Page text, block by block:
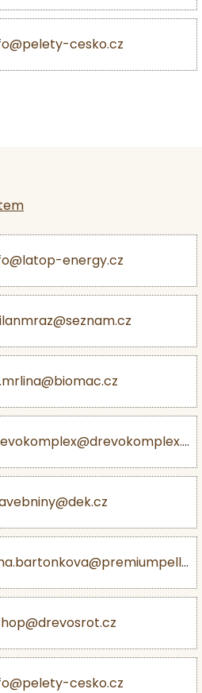
cesko.cz
energy.cz
cesko.cz